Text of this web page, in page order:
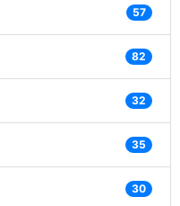
57
82
32
35
30